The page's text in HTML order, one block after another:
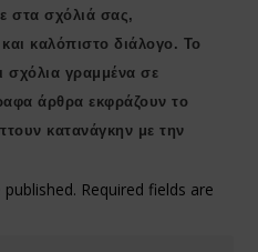
στα σχόλιά σας,
και καλόπιστο διάλογο. Το
σχόλια γραμμένα σε
άρθρα εκφράζουν το
κατανάγκην με την
Required fields are